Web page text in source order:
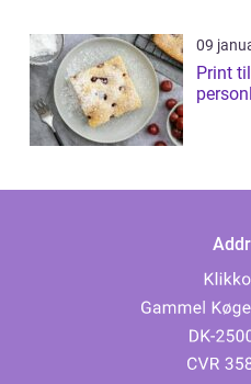
09
Print